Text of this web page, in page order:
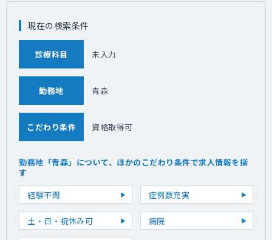
現在の検索条件
診療科目 未入力
勤務地 青森
こだわり条件 資格取得可
勤務地「青森」について、ほかのこだわり条件で求人情報を探
す
経験不問
症例数充実
土・日・祝休み可 病院